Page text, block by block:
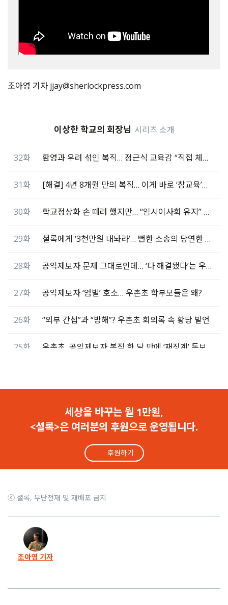
조아영 기자 jjay@sherlockpress.com
이상한 학교의 회장님 시리즈 소개
32화 환영과 우려 섞인 복직… 정근식 교육감 “직접 체크할것”
31화 [해결] 4년 8개월 만의 복직… 이게 바로 ‘참교육’이다
30화 학교정상화 손 떼려 했지만… “임시이사회 유지” 결정
29화 셜록에게 ‘3천만원 내놔라’… 뻔한 소송의 당연한 결말
28화 공익제보자 문제 그대로인데… ‘다 해결됐다’는 우촌초
27화 공익제보자 ‘엄벌’ 호소… 우촌초 학부모들은 왜?
26화 “외부 간섭”과 “방해”? 우촌초 회의록 속 황당 발언
25화 우촌초, 공익제보자 복직 한 달 만에 ‘재징계’ 통보
정근식 교육감 “우촌초 한혜빈 이사장 검증 실패”
18화
17화 서울교육청은 왜? 이규태 측근을 우촌초 이사장에
16화 우촌초 회의 참석 이규태 회장… “남의 집 쳐들어온 것”
세상을 바꾸는 월 1만원,
<셜록>은 여러분의 후원으로 운영됩니다.
후원하기
ⓒ 셜록, 무단전재 및 재배포 금지
조아영 기자